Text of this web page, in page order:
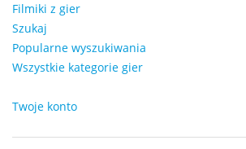
Filmiki z gier
Szukaj
Popularne wyszukiwania
Wszystkie kategorie gier
Twoje konto